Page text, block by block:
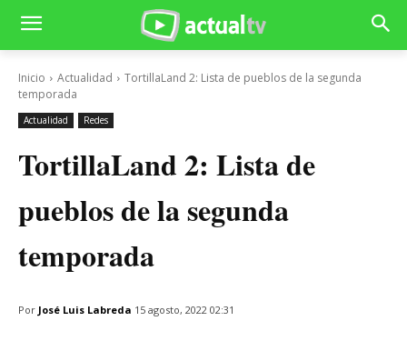
Inicio Actualidad
TortillaLand 2: Lista de pueblos de la segunda
temporada
Actualidad Redes
TortillaLand 2: Lista de
pueblos de la segunda
temporada
Por José Luis Labreda 15 agosto, 2022 02:31